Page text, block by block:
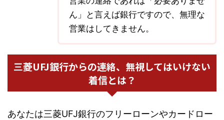
ん」と言えば銀行ですので、無理な
営業はしてきません。
三菱UFJ銀行からの連絡、無視してはいけない
着信とは？
あなたは三菱UFJ銀行のフリーローンやカードロー